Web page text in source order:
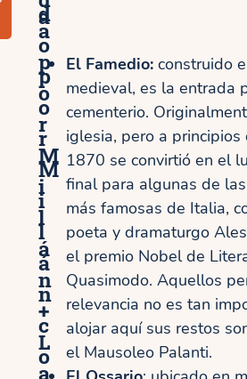
a
a
p
o
r
M
i
l
á
n
+
L
a
d
o
p
o
r
M
i
l
á
n
c
o
El Famedio: construido
medieval, es la entrada
cementerio.
iglesia, pero a
1870 se convirtió en el
final para algunas de
más famosas de Italia,
poeta y dramaturgo
el premio Nobel de
Quasimodo. Aquellos
relevancia no es tan
alojar aquí sus restos
el Mausoleo Palanti.